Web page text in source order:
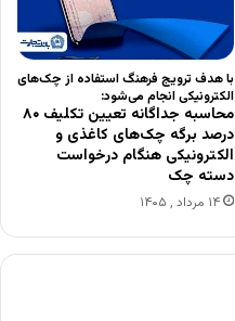
با هدف ترویج فرهنگ استفاده از چک‌های
الکترونیکی انجام می‌شود:
محاسبه جداگانه تعیین تکلیف ۸۰
درصد برگه چک‌های کاغذی و
الکترونیکی هنگام درخواست
دسته چک
۱۴ مرداد , ۱۴۰۵